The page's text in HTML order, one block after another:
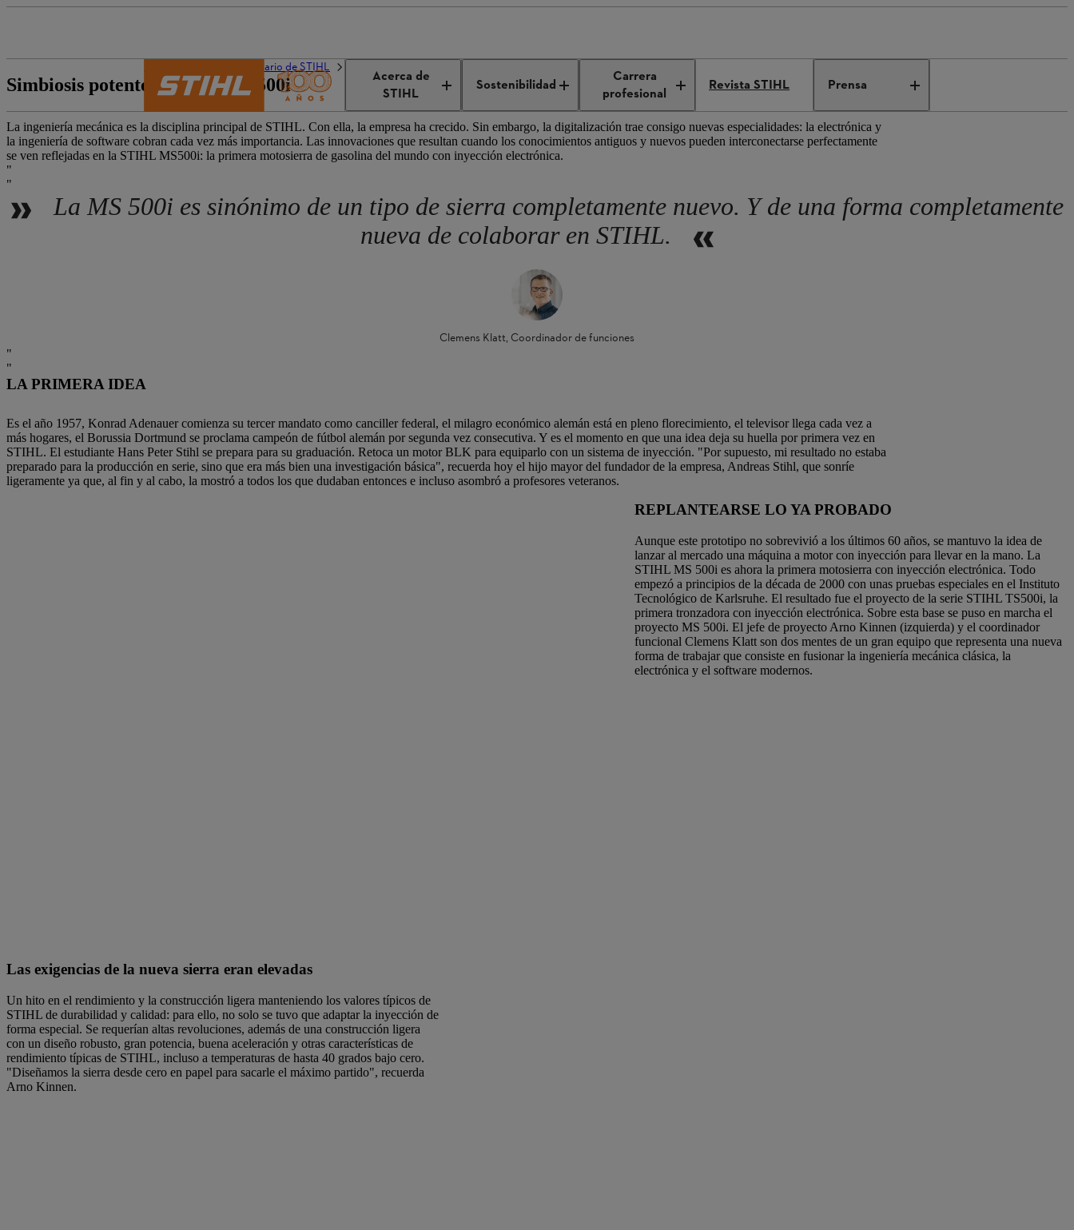
Acerca de
STIHL
Sostenibilidad
Carrera
profesional
Revista STIHL Prensa
Diario de STIHL La ingeniería mecánica se une al software
Simbiosis potente: STIHL MS 500i
La ingeniería mecánica es la disciplina principal de STIHL. Con ella, la empresa ha crecido. Sin embargo, la digitalización trae consigo nuevas especialidades: la electrónica y
la ingeniería de software cobran cada vez más importancia. Las innovaciones que resultan cuando los conocimientos antiguos y nuevos pueden interconectarse perfectamente
se ven reflejadas en la STIHL MS500i: la primera motosierra de gasolina del mundo con inyección electrónica.
La MS 500i es sinónimo de un tipo de sierra completamente nuevo. Y de una forma completamente
nueva de colaborar en STIHL.
Clemens Klatt, Coordinador de funciones
LA PRIMERA IDEA
Es el año 1957, Konrad Adenauer comienza su tercer mandato como canciller federal, el milagro económico alemán está en pleno florecimiento, el televisor llega cada vez a
más hogares, el Borussia Dortmund se proclama campeón de fútbol alemán por segunda vez consecutiva. Y es el momento en que una idea deja su huella por primera vez en
STIHL. El estudiante Hans Peter Stihl se prepara para su graduación. Retoca un motor BLK para equiparlo con un sistema de inyección. "Por supuesto, mi resultado no estaba
preparado para la producción en serie, sino que era más bien una investigación básica", recuerda hoy el hijo mayor del fundador de la empresa, Andreas Stihl, que sonríe
ligeramente ya que, al fin y al cabo, la mostró a todos los que dudaban entonces e incluso asombró a profesores veteranos.
REPLANTEARSE LO YA PROBADO
Aunque este prototipo no sobrevivió a los últimos 60 años, se mantuvo la idea de
lanzar al mercado una máquina a motor con inyección para llevar en la mano. La
STIHL MS 500i es ahora la primera motosierra con inyección electrónica. Todo
empezó a principios de la década de 2000 con unas pruebas especiales en el Instituto
Tecnológico de Karlsruhe. El resultado fue el proyecto de la serie STIHL TS500i, la
primera tronzadora con inyección electrónica. Sobre esta base se puso en marcha el
proyecto MS 500i. El jefe de proyecto Arno Kinnen (izquierda) y el coordinador
funcional Clemens Klatt son dos mentes de un gran equipo que representa una nueva
forma de trabajar que consiste en fusionar la ingeniería mecánica clásica, la
electrónica y el software modernos.
Las exigencias de la nueva sierra eran elevadas
Un hito en el rendimiento y la construcción ligera manteniendo los valores típicos de
STIHL de durabilidad y calidad: para ello, no solo se tuvo que adaptar la inyección de
forma especial. Se requerían altas revoluciones, además de una construcción ligera
con un diseño robusto, gran potencia, buena aceleración y otras características de
rendimiento típicas de STIHL, incluso a temperaturas de hasta 40 grados bajo cero.
"Diseñamos la sierra desde cero en papel para sacarle el máximo partido", recuerda
Arno Kinnen.